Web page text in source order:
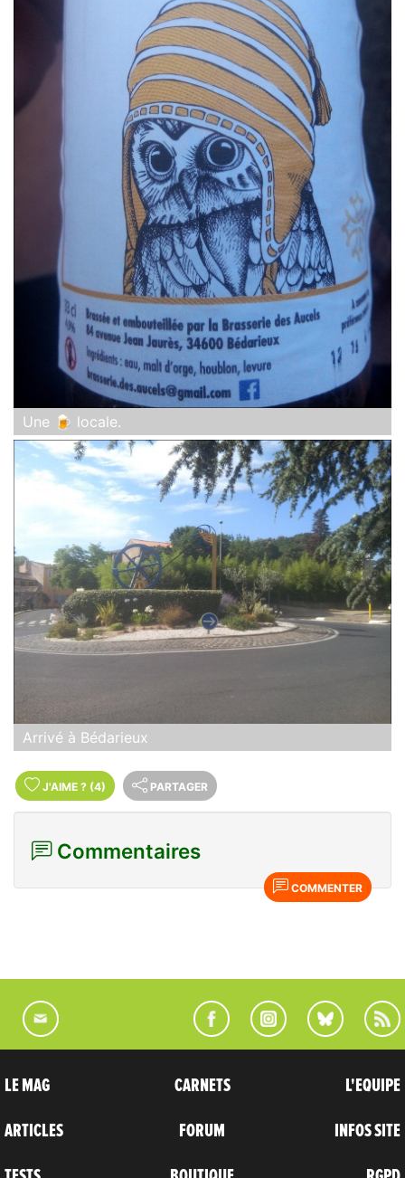
Une 🍺 locale.
Arrivé à Bédarieux
J'AIME ? (4) PARTAGER
Commentaires
COMMENTER
LE MAG
ARTICLES
CARNETS
FORUM
L'EQUIPE
INFOS SITE